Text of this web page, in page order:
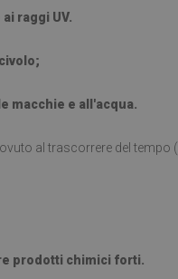
raggi UV.
macchie e all'acqua.
al trascorrere del tempo
prodotti chimici forti.